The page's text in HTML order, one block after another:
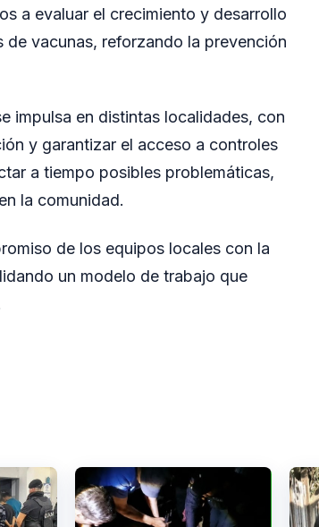
a evaluar el crecimiento y desarrollo
vacunas, reforzando la prevención
impulsa en distintas localidades, con
y garantizar el acceso a controles
a tiempo posibles problemáticas,
la comunidad.
de los equipos locales con la
un modelo de trabajo que